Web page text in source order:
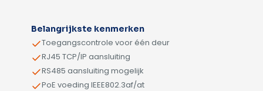
Belangrijkste kenmerken
Toegangscontrole voor één deur
RJ45 TCP/IP aansluiting
RS485 aansluiting mogelijk
PoE voeding IEEE802.3af/at